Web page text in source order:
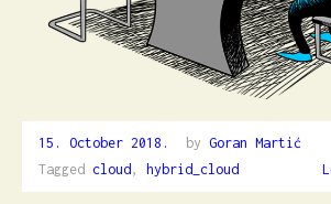
15. October 2018.
2018.
by Goran Martić
Tagged cloud , hybrid_cloud